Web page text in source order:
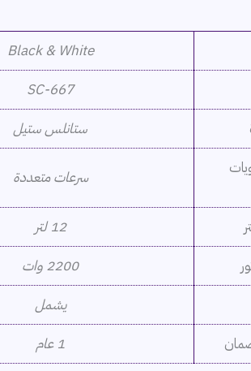
Black & White
SC-667
ستانلس ستيل
سرعات متعددة
12 لتر
2200 وات
يشمل
1 عام